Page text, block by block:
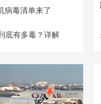
病毒清单来了
底有多毒？详解